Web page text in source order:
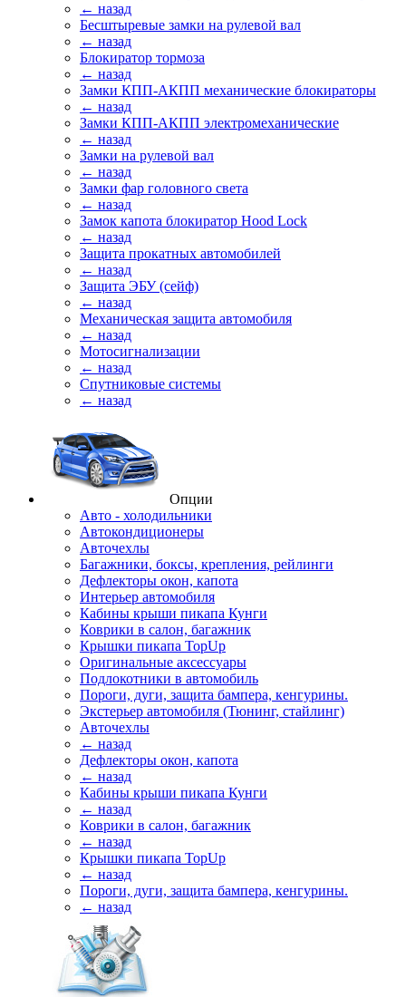
← назад
Бесштыревые замки на рулевой вал
← назад
Блокиратор тормоза
← назад
Замки КПП-АКПП механические блокираторы
← назад
Замки КПП-АКПП электромеханические
← назад
Замки на рулевой вал
← назад
Замки фар головного света
← назад
Замок капота блокиратор Hood Lock
← назад
Защита прокатных автомобилей
← назад
Защита ЭБУ (сейф)
← назад
Механическая защита автомобиля
← назад
Мотосигнализации
← назад
Спутниковые системы
← назад
Опции
Авто - холодильники
Автокондиционеры
Авточехлы
Багажники, боксы, крепления, рейлинги
Дефлекторы окон, капота
Интерьер автомобиля
Кабины крыши пикапа Кунги
Коврики в салон, багажник
Крышки пикапа TopUp
Оригинальные аксессуары
Подлокотники в автомобиль
Пороги, дуги, защита бампера, кенгурины.
Экстерьер автомобиля (Тюнинг, стайлинг)
Авточехлы
← назад
Дефлекторы окон, капота
← назад
Кабины крыши пикапа Кунги
← назад
Коврики в салон, багажник
← назад
Крышки пикапа TopUp
← назад
Пороги, дуги, защита бампера, кенгурины.
← назад